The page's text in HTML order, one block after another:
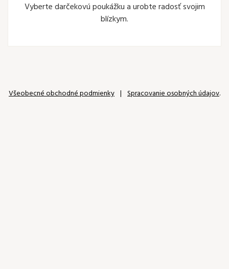
Vyberte darčekovú poukážku a urobte radosť svojim
blízkym.
Všeobecné obchodné podmienky | Spracovanie osobných údajov.